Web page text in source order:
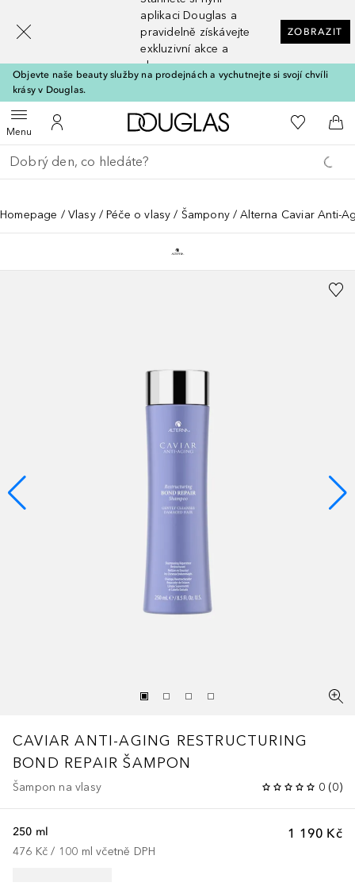
aplikaci Douglas a
pravidelně získávejte
exkluzivní akce a
slevy
ZOBRAZIT
Objevte naše beauty služby na prodejnách a vychutnejte si svojí chvíli
krásy v Douglas.
MenuOtevřít menuK mému účtu
Domů K mému
Do
Vraťte se
Proveďte vyhledávání
Homepage Vlasy Péče o vlasy Šampony Alterna Caviar Anti-
CAVIAR ANTI-AGING RESTRUCTURING
BOND REPAIR ŠAMPON
Šampon na vlasy 0 (0)
1 190 Kč
250 ml
476 Kč / 100 ml včetně DPH
[navigation.slideout.screenreader]